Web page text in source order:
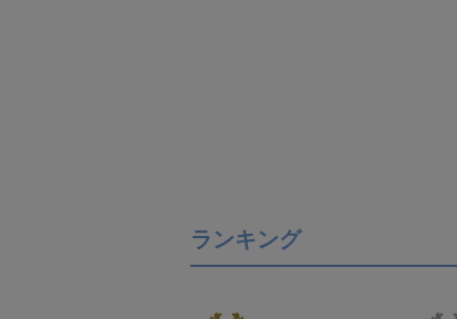
ランキング